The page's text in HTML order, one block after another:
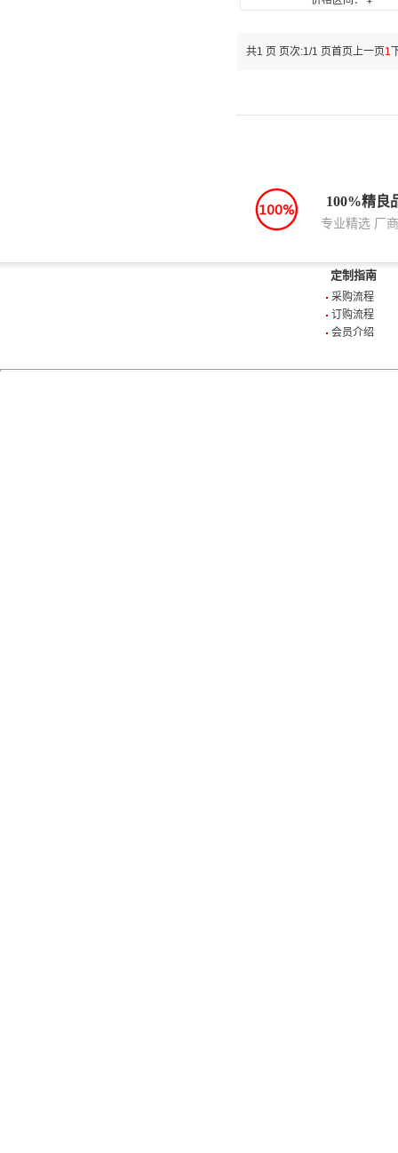
共1 页 页次:1/1 页首页上一页1
100%精良
专业精选 厂
定制指南
采购流程
订购流程
会员介绍